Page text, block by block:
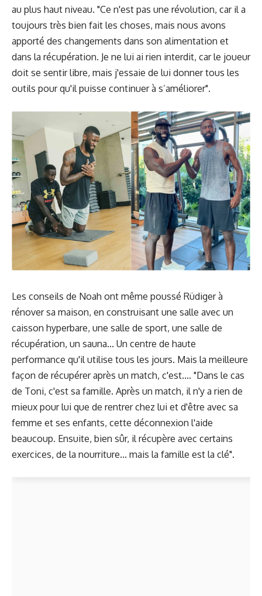
au plus haut niveau. "Ce n'est pas une révolution, car il a
toujours très bien fait les choses, mais nous avons
apporté des changements dans son alimentation et
dans la récupération. Je ne lui ai rien interdit, car le joueur
doit se sentir libre, mais j'essaie de lui donner tous les
outils pour qu'il puisse continuer à s’améliorer".
Les conseils de Noah ont même poussé Rüdiger à
rénover sa maison, en construisant une salle avec un
caisson hyperbare, une salle de sport, une salle de
récupération, un sauna... Un centre de haute
performance qu'il utilise tous les jours. Mais la meilleure
façon de récupérer après un match, c'est.... "Dans le cas
de Toni, c'est sa famille. Après un match, il n'y a rien de
mieux pour lui que de rentrer chez lui et d'être avec sa
femme et ses enfants, cette déconnexion l'aide
beaucoup. Ensuite, bien sûr, il récupère avec certains
exercices, de la nourriture... mais la famille est la clé".